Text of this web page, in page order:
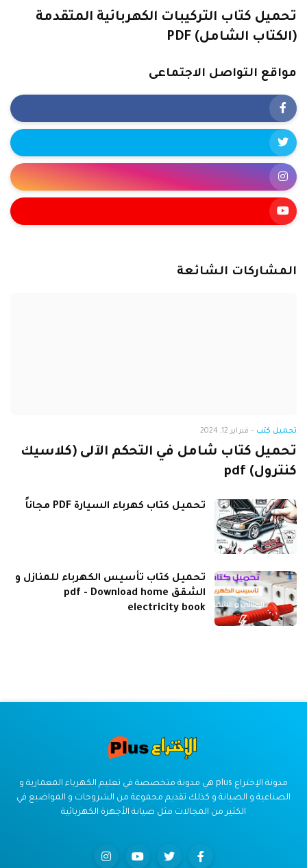
تحميل كتاب التركيبات الكهربائية المتقدمة
(الكتاب الشامل) PDF
مواقع التواصل الاجتماعى
المشاركات الشائعة
تحميل كتب - فبراير 12, 2024
تحميل كتاب شامل في التحكم الآلى (كلاسيك
كنترول) pdf
تحميل كتاب كهرباء السيارة PDF مجاناً
تحميل كتاب تأسيس الكهرباء للمنازل و
الشقق pdf - Download home
electricity book
مدونة الإختراع plus هي مدونة متخصصة في تعليم الكهرباء المعمارية و
الصناعية و الصيانة و كذلك تقديم مجموعة من الشروحات و المواضيع في
الكثير من المجالات مثل صيانة الأجهزة الكهربائية